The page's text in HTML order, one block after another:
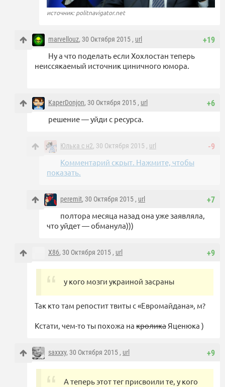
источник: politnavigator.net
+19
marvellouz, 30 Октября 2015 , url
Ну а что поделать если Хохлостан теперь
неиссякаемый источник циничного юмора.
+6
KaperDonjon, 30 Октября 2015 , url
решение — уйди с ресурса.
-9
Юлька с н2, 30 Октября 2015 , url
Комментарий скрыт. Нажмите, чтобы
показать.
+7
peremit, 30 Октября 2015 , url
полтора месяца назад она уже заявляла,
что уйдет — обманула)))
+9
X86, 30 Октября 2015 , url
у кого мозги украиной засраны
Так кто там репостит твиты с «Евромайдана», м?
Кстати, чем-то ты похожа на кролика Яценюка )
+9
saxxxy, 30 Октября 2015 , url
А теперь этот тег присвоили те, у кого